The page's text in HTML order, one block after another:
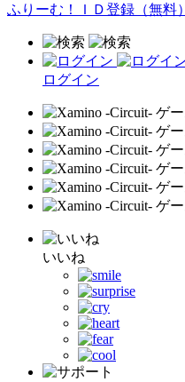
ふりーむ！ＩＤ登録（無料）
ログイン
いいね